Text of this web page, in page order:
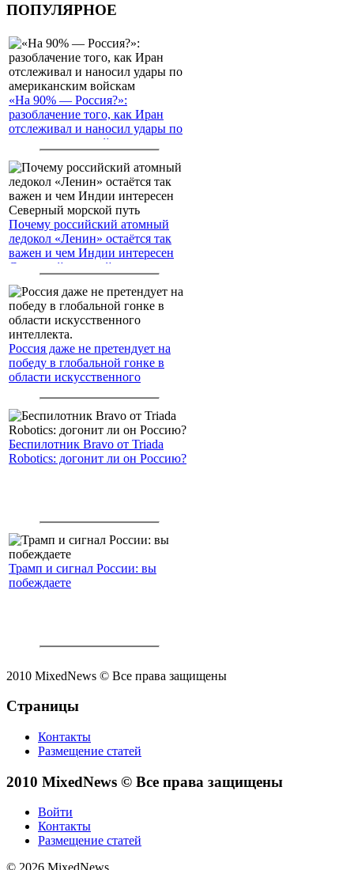
ПОПУЛЯРНОЕ
«На 90% — Россия?»:
разоблачение того, как Иран
отслеживал и наносил удары по
американским войскам
Почему российский атомный
ледокол «Ленин» остаётся так
важен и чем Индии интересен
Северный морской путь
Россия даже не претендует на
победу в глобальной гонке в
области искусственного
Беспилотник Bravo от Triada
Robotics: догонит ли он Россию?
Трамп и сигнал России: вы
побеждаете
2010 MixedNews © Все права защищены
Страницы
Контакты
Размещение статей
2010 MixedNews © Все права защищены
Войти
Контакты
Размещение статей